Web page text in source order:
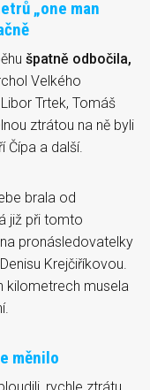
„one man
špatně odbočila,
Velkého
Trtek, Tomáš
ztrátou na ně byli
Čípa a další.
brala od
již při tomto
pronásledovatelky
Krejčiříkovou.
kilometrech musela
měnilo
rychle ztrátu